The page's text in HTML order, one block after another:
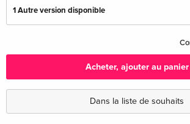
1 Autre version disponible
Français
Édition standard
Acheter, ajouter au panier
Dans la liste de souhaits